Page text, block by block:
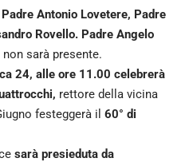
Padre Antonio Lovetere, Padre
Rovello. Padre Angelo
sarà presente.
24, alle ore 11.00 celebrerà
rettore della vicina
festeggerà il 60° di
sarà presieduta da